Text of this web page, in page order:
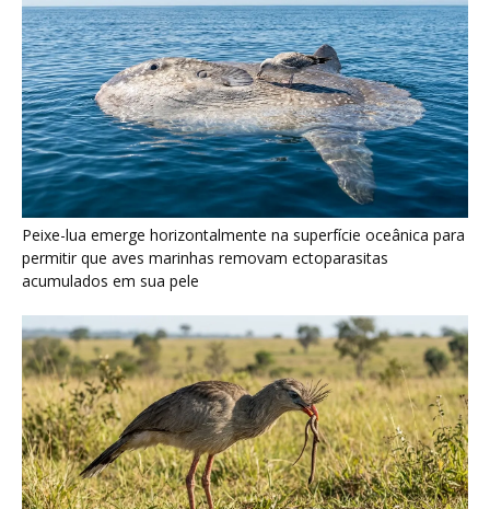
Peixe-lua emerge horizontalmente na superfície oceânica para
permitir que aves marinhas removam ectoparasitas
acumulados em sua pele